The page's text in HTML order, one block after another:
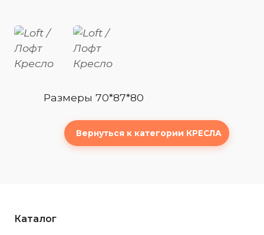
Размеры 70*87*80
Вернуться к категории КРЕСЛА
Каталог